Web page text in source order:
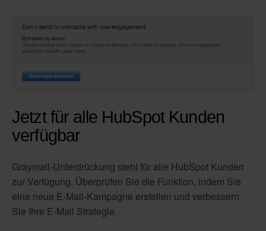
Jetzt für alle HubSpot Kunden
verfügbar
Graymail-Unterdrückung steht für alle HubSpot Kunden
zur Verfügung. Überprüfen Sie die Funktion, indem Sie
eine neue E-Mail-Kampagne erstellen und verbessern
Sie Ihre E-Mail Strategie.